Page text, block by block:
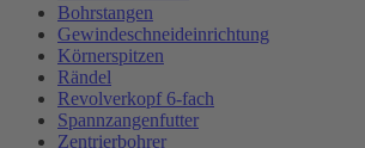
Bohrstangen
Gewindeschneideinrichtung
Körnerspitzen
Rändel
Revolverkopf 6-fach
Spannzangenfutter
Zentrierbohrer